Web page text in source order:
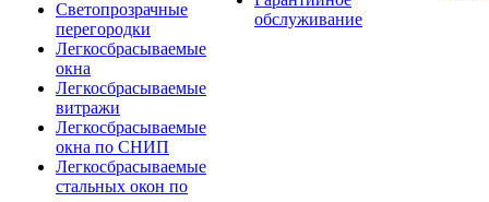
Светопрозрачные
перегородки
Легкосбрасываемые
окна
Легкосбрасываемые
витражи
Легкосбрасываемые
окна по СНИП
Легкосбрасываемые
стальных окон по
обслуживание